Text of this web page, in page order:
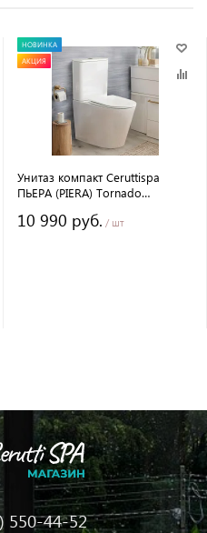
НОВИНКА
АКЦИЯ
Унитаз компакт Ceruttispa
ПЬЕРА (PIERA) Tornado
и быстросъемным сиденьем
10 990 руб. / шт
550-44-52